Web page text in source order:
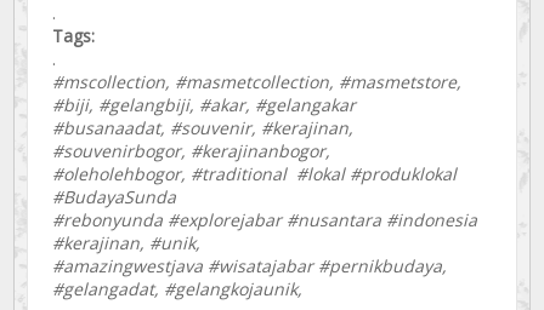
.
Tags:
.
#mscollection, #masmetcollection, #masmetstore,
#biji, #gelangbiji, #akar, #gelangakar
#busanaadat, #souvenir, #kerajinan,
#souvenirbogor, #kerajinanbogor,
#oleholehbogor, #traditional #lokal #produklokal
#BudayaSunda
#rebonyunda #explorejabar #nusantara #indonesia
#kerajinan, #unik,
#amazingwestjava #wisatajabar #pernikbudaya,
#gelangadat, #gelangkojaunik,